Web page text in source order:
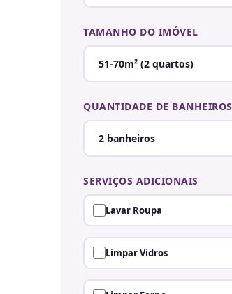
TAMANHO DO IMÓVEL
QUANTIDADE DE BANHEIROS
SERVIÇOS ADICIONAIS
Lavar Roupa
Limpar Vidros